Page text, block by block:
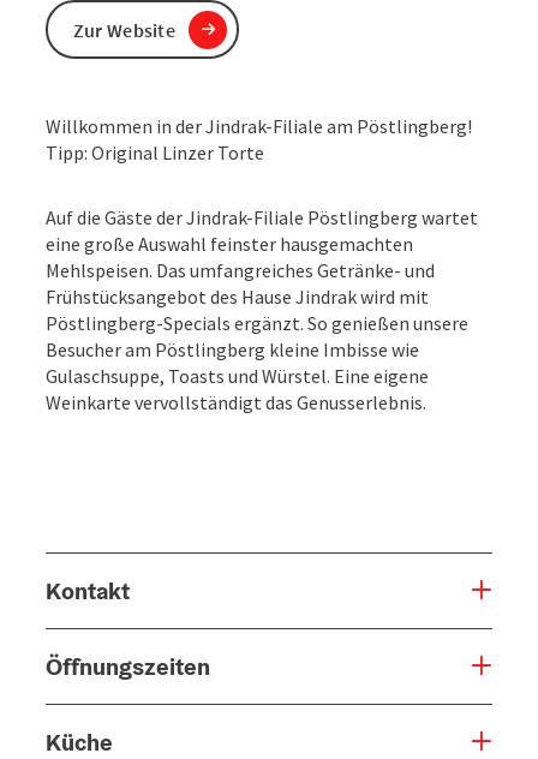
Willkommen in der Jindrak-Filiale am Pöstlingberg!
Tipp: Original Linzer Torte
Auf die Gäste der Jindrak-Filiale Pöstlingberg wartet
eine große Auswahl feinster hausgemachten
Mehlspeisen. Das umfangreiches Getränke- und
Frühstücksangebot des Hause Jindrak wird mit
Pöstlingberg-Specials ergänzt. So genießen unsere
Besucher am Pöstlingberg kleine Imbisse wie
Gulaschsuppe, Toasts und Würstel. Eine eigene
Weinkarte vervollständigt das Genusserlebnis.
Kontakt
Öffnungszeiten
Küche
Zur Website